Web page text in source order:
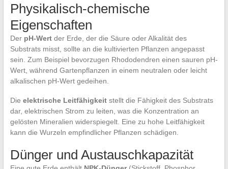
Physikalisch-chemische
Eigenschaften
Der pH-Wertder Erde, der die Säure oder Alkalität des
Substrats misst, sollte an die kultivierten Pflanzen angepasst
sein. Zum Beispiel bevorzugen Rhododendren einen sauren pH-
Wert, während Gartenpflanzen in einem neutralen oder leicht
alkalischen pH-Wert gedeihen.
Die elektrische Leitfähigkeitstellt die Fähigkeit des Substrats
dar, elektrischen Strom zu leiten, was die Konzentration an
gelösten Mineralien widerspiegelt. Eine zu hohe Leitfähigkeit
kann die Wurzeln empfindlicher Pflanzen schädigen.
Dünger und Austauschkapazität